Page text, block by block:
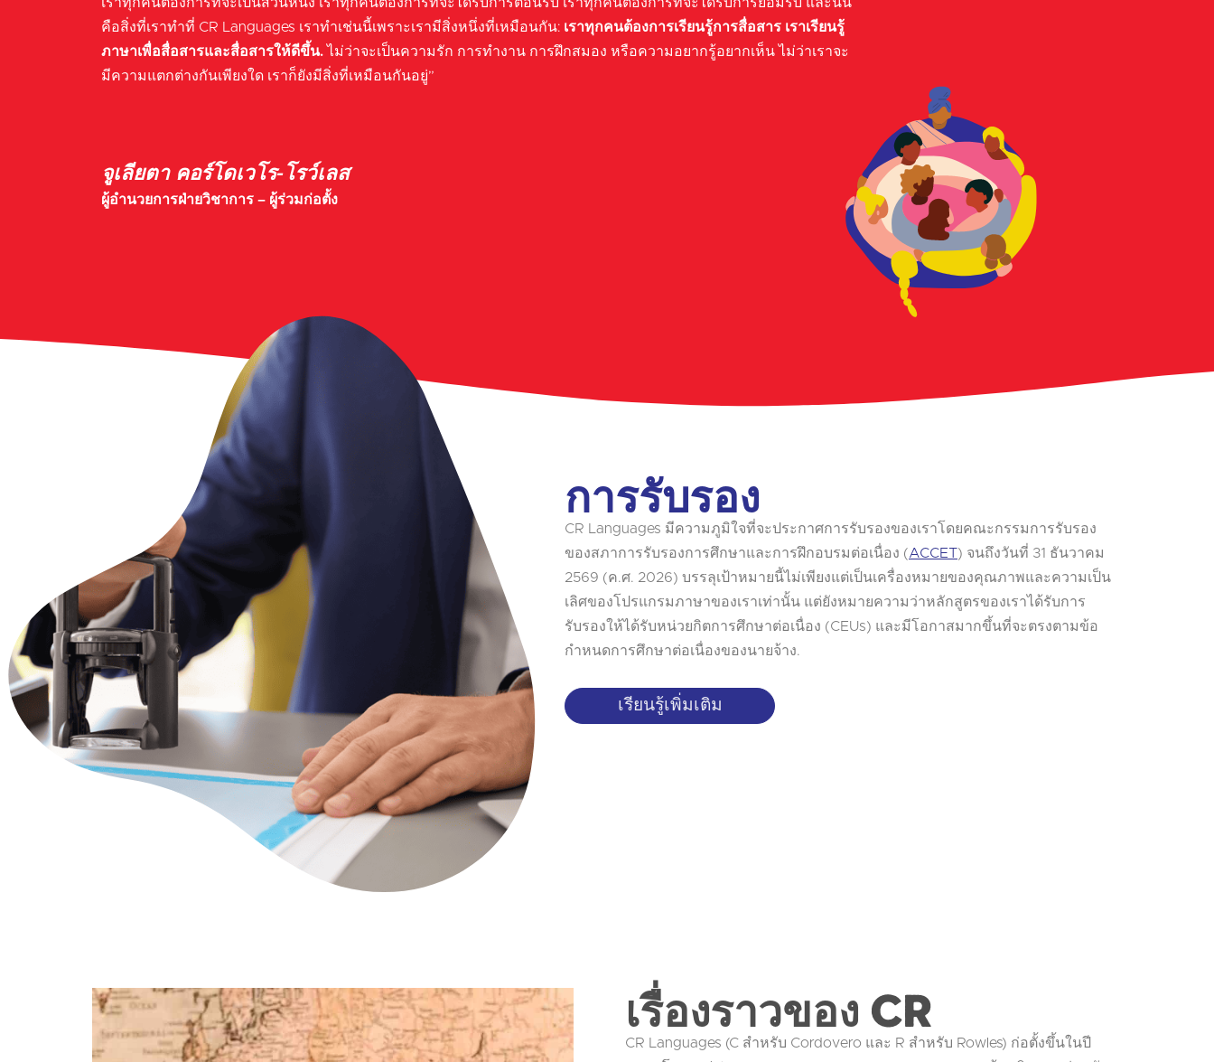
คือสิ่งที่เราทำที่ CR Languages เราทำเช่นนี้เพราะเรามีสิ่งหนึ่งที่เหมือนกัน: เราทุกคนต้องการเรียนรู้การสื่อสาร เราเรียนรู้
ภาษาเพื่อสื่อสารและสื่อสารให้ดีขึ้น. ไม่ว่าจะเป็นความรัก การทำงาน การฝึกสมอง หรือความอยากรู้อยากเห็น ไม่ว่าเราจะ
มีความแตกต่างกันเพียงใด เราก็ยังมีสิ่งที่เหมือนกันอยู่”
จูเลียตา คอร์โดเวโร-โรว์เลส
ผู้อำนวยการฝ่ายวิชาการ – ผู้ร่วมก่อตั้ง
การรับรอง
CR Languages มีความภูมิใจที่จะประกาศการรับรองของเราโดยคณะกรรมการรับรอง
ของสภาการรับรองการศึกษาและการฝึกอบรมต่อเนื่อง (ACCET) จนถึงวันที่ 31 ธันวาคม
2569 (ค.ศ. 2026) บรรลุเป้าหมายนี้ไม่เพียงแต่เป็นเครื่องหมายของคุณภาพและความเป็น
เลิศของโปรแกรมภาษาของเราเท่านั้น แต่ยังหมายความว่าหลักสูตรของเราได้รับการ
รับรองให้ได้รับหน่วยกิตการศึกษาต่อเนื่อง (CEUs) และมีโอกาสมากขึ้นที่จะตรงตามข้อ
กำหนดการศึกษาต่อเนื่องของนายจ้าง.
เรียนรู้เพิ่มเติม
เรื่องราวของ CR
CR Languages (C สำหรับ Cordovero และ R สำหรับ Rowles) ก่อตั้งขึ้นในปี